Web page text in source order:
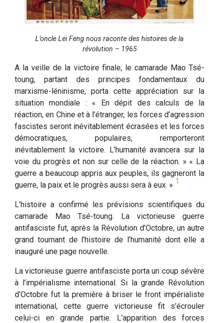
L’oncle Lei Feng nous raconte des histoires de la
révolution – 1965
A la veille de la victoire finale, le camarade Mao Tsé-
toung, partant des principes fondamentaux du
marxisme-léninisme, porta cette appréciation sur la
situation mondiale : « En dépit des calculs de la
réaction, en Chine et à l’étranger, les forces d’agression
fascistes seront inévitablement écrasées et les forces
démocratiques, populaires, remporteront
inévitablement la victoire. L’humanité avancera sur la
voie du progrès et non sur celle de la réaction. » « La
guerre a beaucoup appris aux peuples, ils gagneront la
guerre, la paix et le progrès aussi sera à eux. » 1
L’histoire a confirmé les prévisions scientifiques du
camarade Mao Tsé-toung. La victorieuse guerre
antifasciste fut, après la Révolution d’Octobre, un autre
grand tournant de l’histoire de l’humanité dont elle a
inauguré une page nouvelle.
La victorieuse guerre antifasciste porta un coup sévère
à l’impérialisme international. Si la grande Révolution
d’Octobre fut la première à briser le front impérialiste
international, cette guerre victorieuse fit s’écrouler
celui-ci en grande partie. L’apparition des forces